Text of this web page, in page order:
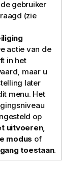
gebruiker
(zie
actie van de
in het
maar u
later
menu. Het
op
uitvoeren,
modus of
toestaan.